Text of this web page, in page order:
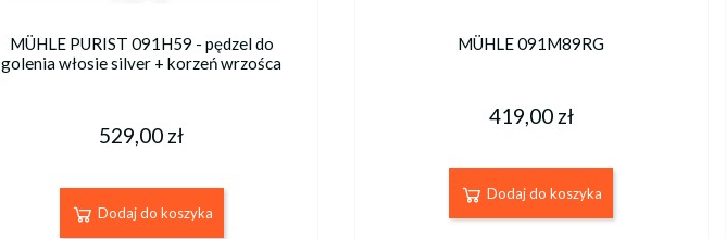
MÜHLE PURIST 091H59 - pędzel do
golenia włosie silver + korzeń wrzośca
529,00 zł
Dodaj do koszyka
MÜHLE 091M89RG
419,00 zł
Dodaj do koszyka